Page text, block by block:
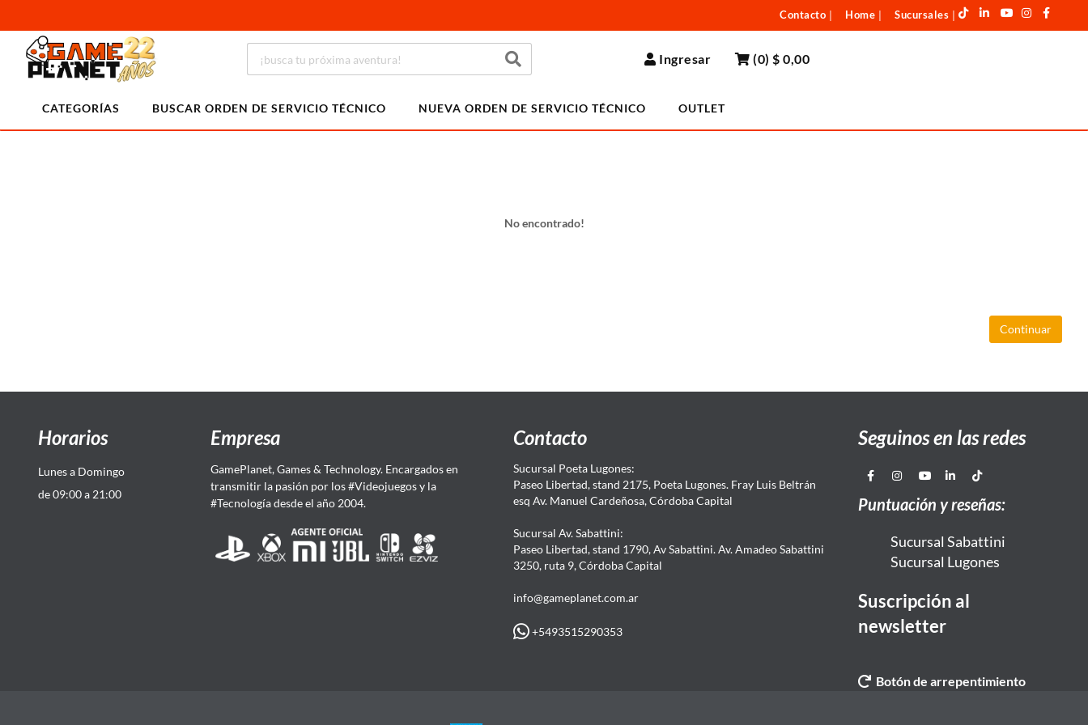
Contacto Home Sucursales
Ingresar (0)$ 0,00
CATEGORÍAS BUSCAR ORDEN DE SERVICIO TÉCNICO NUEVA ORDEN DE SERVICIO TÉCNICO OUTLET
No encontrado!
Continuar
Horarios
Lunes a Domingo
de 09:00 a 21:00
Empresa
GamePlanet, Games & Technology. Encargados en
transmitir la pasión por los #Videojuegos y la
#Tecnología desde el año 2004.
Contacto
Sucursal Poeta Lugones:
Paseo Libertad, stand 2175, Poeta Lugones. Fray Luis Beltrán
esq Av. Manuel Cardeñosa, Córdoba Capital
Sucursal Av. Sabattini:
Paseo Libertad, stand 1790, Av Sabattini. Av. Amadeo Sabattini
3250, ruta 9, Córdoba Capital
info@gameplanet.com.ar
+5493515290353
Seguinos en las redes
Puntuación y reseñas:
Sucursal Sabattini
Sucursal Lugones
Suscripción al
newsletter
Botón de arrepentimiento